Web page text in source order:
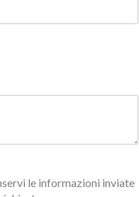
le informazioni inviate